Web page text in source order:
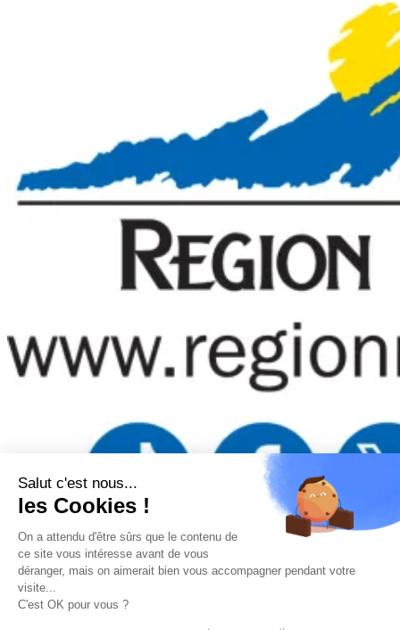
Mentions légales–Politique de confidentialité
des cookies–Remboursements/ Retours – Conditions
générales d’utilisation
“Ce site a été financé à l’aide du FEDER (REACT-UE) dans le
cadre de la réponse de l’Union européenne à la pandémie
COVID-19. L’Europe s’engage à La Réunion”
Salut c'est nous...
les Cookies !
On a attendu d'être sûrs que le contenu de
ce site vous intéresse avant de vous
déranger, mais on aimerait bien vous accompagner pendant votre
visite...
C'est OK pour vous ?